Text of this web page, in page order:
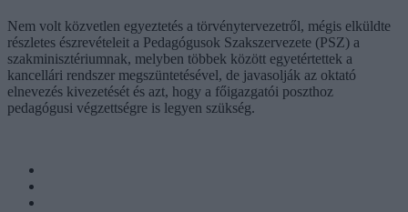
Nem volt közvetlen egyeztetés a törvénytervezetről, mégis elküldte
részletes észrevételeit a Pedagógusok Szakszervezete (PSZ) a
szakminisztériumnak, melyben többek között egyetértettek a
kancellári rendszer megszüntetésével, de javasolják az oktató
elnevezés kivezetését és azt, hogy a főigazgatói poszthoz
pedagógusi végzettségre is legyen szükség.